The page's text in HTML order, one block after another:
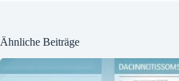
Ähnliche Beiträge